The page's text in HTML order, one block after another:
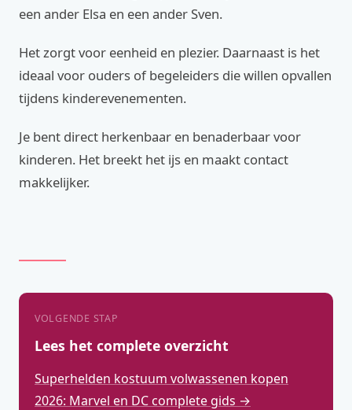
een ander Elsa en een ander Sven.
Het zorgt voor eenheid en plezier. Daarnaast is het
ideaal voor ouders of begeleiders die willen opvallen
tijdens kinderevenementen.
Je bent direct herkenbaar en benaderbaar voor
kinderen. Het breekt het ijs en maakt contact
makkelijker.
VOLGENDE STAP
Lees het complete overzicht
Superhelden kostuum volwassenen kopen
2026: Marvel en DC complete gids →